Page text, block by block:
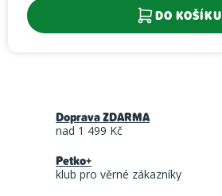
DO KOŠÍKU
Doprava ZDARMA
nad 1 499 Kč
Petko+
klub pro věrné zákazníky